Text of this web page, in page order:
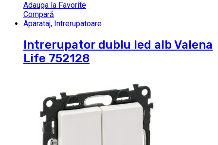
Adauga la Favorite
Compară
Aparataj, Intrerupatoare
Intrerupator dublu led alb Valena
Life 752128